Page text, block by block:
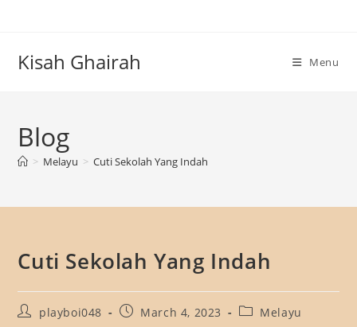
Kisah Ghairah Menu
Blog
> Melayu > Cuti Sekolah Yang Indah
Cuti Sekolah Yang Indah
Postplayboi048
PostMarch 4, 2023
PostMelayu